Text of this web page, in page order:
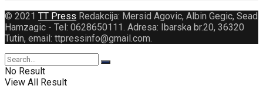
© 2021 TT Press Redakcija: Mersid Agovic, Albin Gegic, Sead
Hamzagic - Tel: 0628650111. Adresa: Ibarska br.20, 36320
Tutin, email: ttpressinfo@gmail.com.
No Result
View All Result